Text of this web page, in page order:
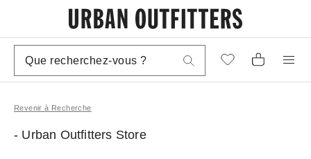
Revenir à Recherche
- Urban Outfitters Store